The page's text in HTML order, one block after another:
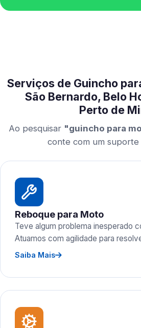
Serviços de Guincho
São Bernardo, Belo
Perto de
Ao pesquisar "guincho para
conte com um
Reboque para Moto
Teve algum problema inesperado
Atuamos com agilidade para
Saiba Mais